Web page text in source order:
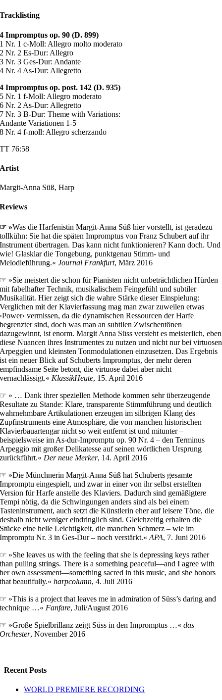
Tracklisting
4 Impromptus op. 90 (D. 899)
1 Nr. 1 c-Moll: Allegro molto moderato
2 Nr. 2 Es-Dur: Allegro
3 Nr. 3 Ges-Dur: Andante
4 Nr. 4 As-Dur: Allegretto
4 Impromptus op. post. 142 (D. 935)
5 Nr. 1 f-Moll: Allegro moderato
6 Nr. 2 As-Dur: Allegretto
7 Nr. 3 B-Dur: Theme with Variations:
Andante Variationen 1-5
8 Nr. 4 f-moll: Allegro scherzando
TT 76:58
Artist
Margit-Anna Süß, Harp
Reviews
☞ »Was die Harfenistin Margit-Anna Süß hier vorstellt, ist geradezu
tollkühn: Sie hat die späten Impromptus von Franz Schubert auf ihr
Instrument übertragen. Das kann nicht funktionieren? Kann doch. Und
wie! Glasklar die Tongebung, punktgenau Stimm- und
Melodieführung.«Journal Frankfurt, März 2016
☞ »Sie meistert die schon für Pianisten nicht unbeträchtlichen Hürden
mit fabelhafter Technik, musikalischem Feingefühl und subtiler
Musikalität. Hier zeigt sich die wahre Stärke dieser Einspielung:
Verglichen mit der Klavierfassung mag man zwar zuweilen etwas
›Power‹ vermissen, da die dynamischen Ressourcen der Harfe
begrenzter sind, doch was man an subtilen Zwischentönen
dazugewinnt, ist enorm. Margit Anna Süss versteht es meisterlich, eben
diese Nuancen ihres Instrumentes zu nutzen und nicht nur bei virtuosen
Arpeggien und kleinsten Tonmodulationen einzusetzen. Das Ergebnis
ist ein neuer Blick auf Schuberts Impromptus, der mehr deren
empfindsame Seite betont, die virtuose dabei aber nicht
vernachlässigt.« KlassikHeute, 15. April 2016
☞ » … Dank ihrer speziellen Methode kommen sehr überzeugende
Resultate zu Stande: Klare, transparente Stimmführung und deutlich
wahrnehmbare Artikulationen erzeugen im silbrigen Klang des
Zupfinstruments eine Atmosphäre, die von manchen historischen
Klavierbauartengar nicht so weit entfernt ist und mitunter –
beispielsweise im As-dur-Impromptu op. 90 Nr. 4 – den Terminus
Arpeggio mit großer Delikatesse auf seinen wörtlichen Ursprung
zurückführt.« Der neue Merker, 14. April 2016
☞ »Die Münchnerin Margit-Anna Süß hat Schuberts gesamte
Impromptu eingespielt, und zwar in einer von ihr selbst erstellten
Version für Harfe anstelle des Klaviers. Dadurch sind gemäßigtere
Tempi nötig, da die Schwingungen anders sind als bei einem
Tasteninstrument, auch setzt die Künstlerin eher auf leisere Töne, die
deshalb nicht weniger eindringlich sind. Gleichzeitig erhalten die
Stücke eine helle Leichtigkeit, die manchen Schmerz – wie im
Impromptu Nr. 3 in Ges-Dur – noch verstärkt.«APA, 7. Juni 2016
☞ »She leaves us with the feeling that she is depressing keys rather
than pulling strings. There is a something peaceful—and I agree with
her own assessment—something sacred in this music, and she honors
that beautifully.«harpcolumn, 4. Juli 2016
☞ »This is a project that leaves me in admiration of Süss’s daring and
technique …« Fanfare, Juli/August 2016
☞ »Große Spielbrillanz zeigt Süss in den Impromptus …«das
Orchester, November 2016
Recent Posts
WORLD PREMIERE RECORDING